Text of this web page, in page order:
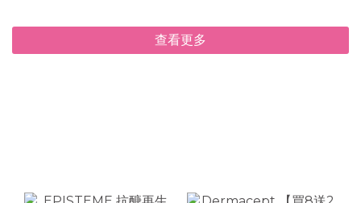
查看更多